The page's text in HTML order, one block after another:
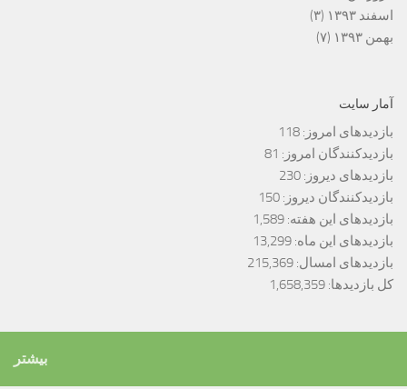
اسفند ۱۳۹۳
(۳)
بهمن ۱۳۹۳
(۷)
آمار سایت
بازدیدهای امروز: 118
بازدیدکنندگان امروز: 81
بازدیدهای دیروز: 230
بازدیدکنندگان دیروز: 150
بازدیدهای این هفته: 1,589
بازدیدهای این ماه: 13,299
بازدیدهای امسال: 215,369
کل بازدیدها: 1,658,359
بیشتر